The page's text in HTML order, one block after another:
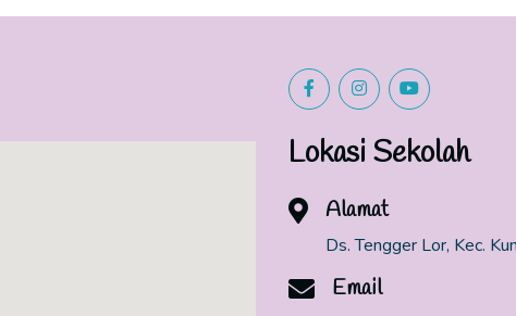
Lokasi Sekolah
Alamat
Ds. Tengger Lor, Kec.
Email